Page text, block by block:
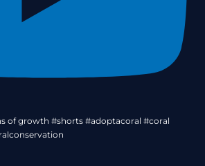
of growth #shorts #adoptacoral #coral